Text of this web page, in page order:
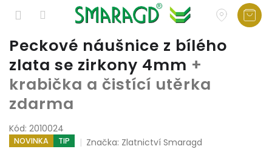
Přejít
obsah
Peckové náušnice z bílého
zlata se zirkony 4mm +
krabička a čistící utěrka
zdarma
Kód: 2010024
NOVINKA TIP Značka: Zlatnictví Smaragd